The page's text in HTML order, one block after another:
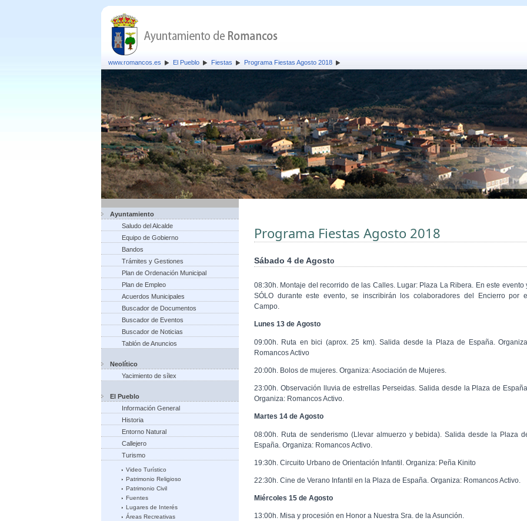
www.romancos.es El Pueblo Fiestas Programa Fiestas Agosto 2018
Ayuntamiento
Saludo del Alcalde
Equipo de Gobierno
Bandos
Trámites y Gestiones
Plan de Ordenación Municipal
Plan de Empleo
Acuerdos Municipales
Buscador de Documentos
Buscador de Eventos
Buscador de Noticias
Tablón de Anuncios
Neolítico
Yacimiento de sílex
El Pueblo
Información General
Historia
Entorno Natural
Callejero
Turismo
Video Turístico
Patrimonio Religioso
Patrimonio Civil
Fuentes
Lugares de Interés
Áreas Recreativas
Programa Fiestas Agosto 2018
Sábado 4 de Agosto
08:30h. Montaje del recorrido de las Calles. Lugar: Plaza La Ribera. En este evento
SÓLO durante este evento, se inscribirán los colaboradores del Encierro por el
Campo.
Lunes 13 de Agosto
09:00h. Ruta en bici (aprox. 25 km). Salida desde la Plaza de España.
Romancos Activo
20:00h. Bolos de mujeres. Organiza: Asociación de Mujeres.
23:00h. Observación lluvia de estrellas Perseidas. Salida desde la Plaza de
Organiza: Romancos Activo.
Martes 14 de Agosto
08:00h. Ruta de senderismo (Llevar almuerzo y bebida). Salida desde la Plaza
España. Organiza: Romancos Activo.
19:30h. Circuito Urbano de Orientación Infantil. Organiza: Peña Kinito
22:30h. Cine de Verano Infantil en la Plaza de España. Organiza: Romancos Activo.
Miércoles 15 de Agosto
13:00h. Misa y procesión en Honor a Nuestra Sra. de la Asunción.